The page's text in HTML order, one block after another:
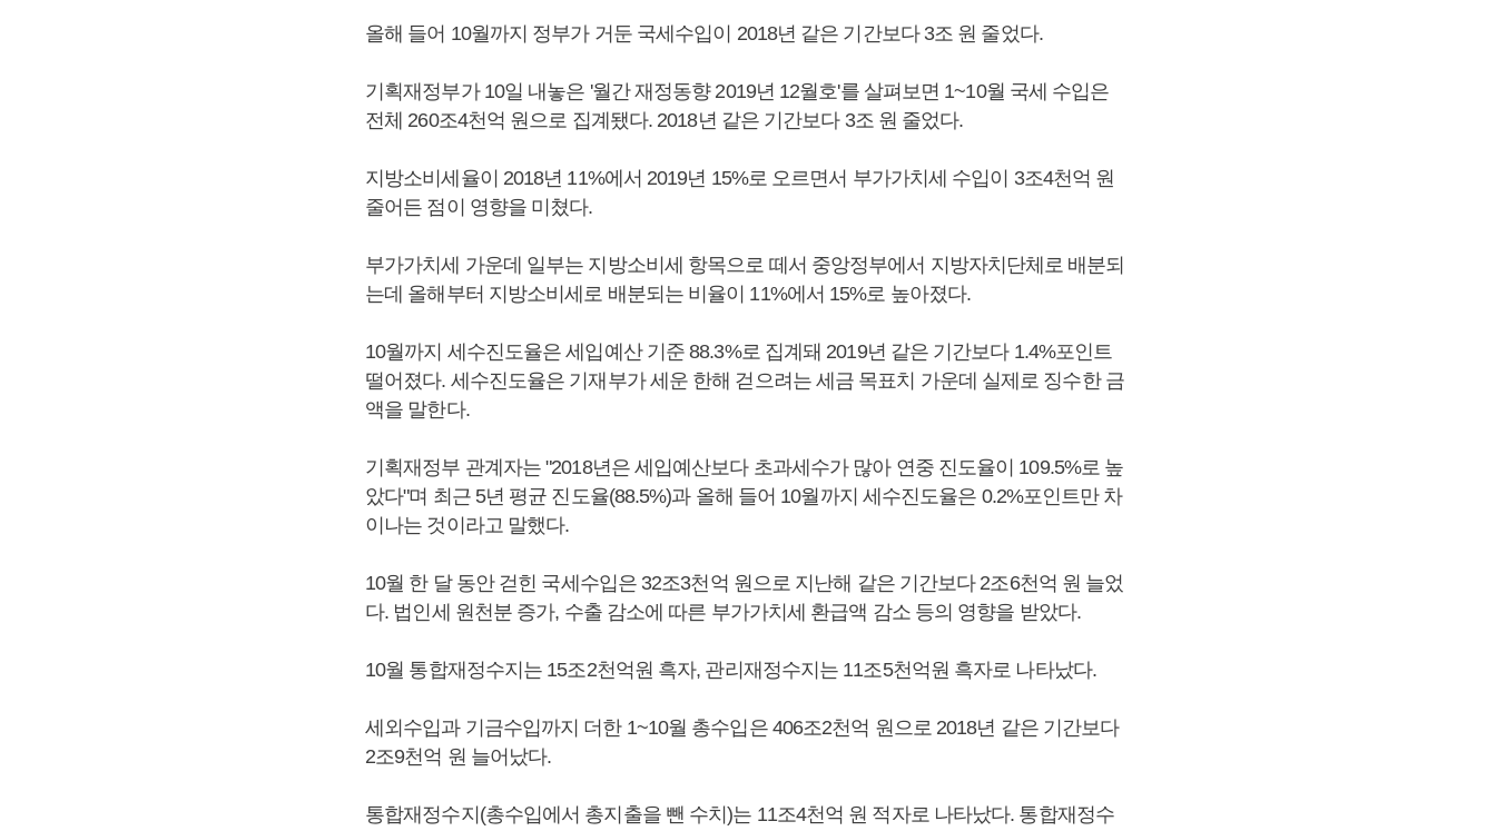
올해 들어 10월까지 정부가 거둔 국세수입이 2018년 같은 기간보다 3조 원 줄었다.
기획재정부가 10일 내놓은 '월간 재정동향 2019년 12월호'를 살펴보면 1~10월 국세 수입은
전체 260조4천억 원으로 집계됐다. 2018년 같은 기간보다 3조 원 줄었다.
지방소비세율이 2018년 11%에서 2019년 15%로 오르면서 부가가치세 수입이 3조4천억 원
줄어든 점이 영향을 미쳤다.
부가가치세 가운데 일부는 지방소비세 항목으로 떼서 중앙정부에서 지방자치단체로 배분되
는데 올해부터 지방소비세로 배분되는 비율이 11%에서 15%로 높아졌다.
10월까지 세수진도율은 세입예산 기준 88.3%로 집계돼 2019년 같은 기간보다 1.4%포인트
떨어졌다. 세수진도율은 기재부가 세운 한해 걷으려는 세금 목표치 가운데 실제로 징수한 금
액을 말한다.
기획재정부 관계자는 "2018년은 세입예산보다 초과세수가 많아 연중 진도율이 109.5%로 높
았다"며 최근 5년 평균 진도율(88.5%)과 올해 들어 10월까지 세수진도율은 0.2%포인트만 차
이나는 것이라고 말했다.
10월 한 달 동안 걷힌 국세수입은 32조3천억 원으로 지난해 같은 기간보다 2조6천억 원 늘었
다. 법인세 원천분 증가, 수출 감소에 따른 부가가치세 환급액 감소 등의 영향을 받았다.
10월 통합재정수지는 15조2천억원 흑자, 관리재정수지는 11조5천억원 흑자로 나타났다.
세외수입과 기금수입까지 더한 1~10월 총수입은 406조2천억 원으로 2018년 같은 기간보다
2조9천억 원 늘어났다.
통합재정수지(총수입에서 총지출을 뺀 수치)는 11조4천억 원 적자로 나타났다. 통합재정수